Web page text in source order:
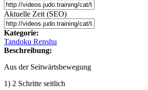
Aktuelle Zeit (SEO)
Kategorie:
Tandoku Renshu
Beschreibung:
Aus der Seitwärtsbewegung
1) 2 Schritte seitlich